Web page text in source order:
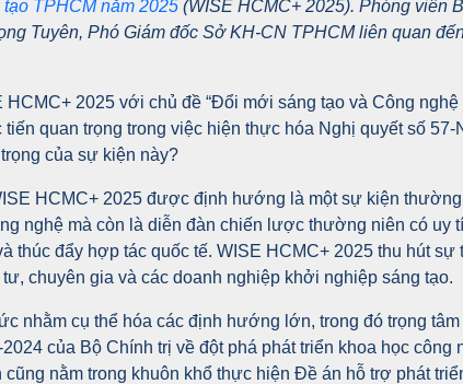
TPHCM năm 2025(WISE HCMC+ 2025). Phóng viên
Tuyên, Phó Giám đốc Sở KH-CN TPHCM liên quan
HCMC+ 2025 với chủ đề “Đổi mới sáng tạo và Công
quan trọng trong việc hiện thực hóa Nghị quyết số 57-
của sự kiện này?
HCMC+ 2025 được định hướng là một sự kiện
nghệ mà còn là diễn đàn chiến lược thường niên có uy
thúc đẩy hợp tác quốc tế. WISE HCMC+ 2025 thu hút sự
chuyên gia và các doanh nghiệp khởi nghiệp sáng tạo.
nhằm cụ thể hóa các định hướng lớn, trong đó trọng
của Bộ Chính trị về đột phá phát triển khoa học công
nằm trong khuôn khổ thực hiện Đề án hỗ trợ phát